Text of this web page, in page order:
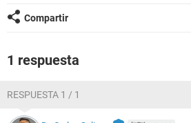
GLOSARIO
Compartir
1 respuesta
RESPUESTA 1 / 1